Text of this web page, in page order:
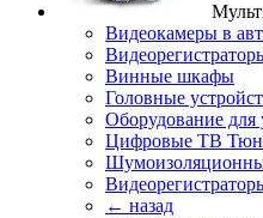
Видеокамеры в
Винные шкафы
Головные
Оборудование для
Цифровые ТВ
← назад